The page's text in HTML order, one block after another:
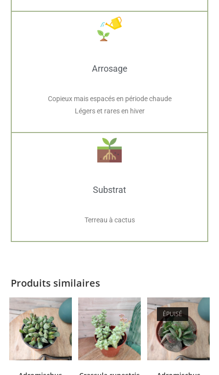
Arrosage
Copieux mais espacés en période chaude
Légers et rares en hiver
Substrat
Terreau à cactus
Produits similaires
ÉPUISÉ